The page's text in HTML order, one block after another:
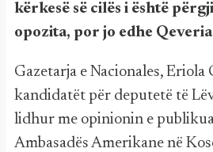
kërkesë së cilës i është
opozita, por jo edhe
Gazetarja e Nacionales, Eriola
kandidatët për deputetë të
lidhur me opinionin e
Ambasadës Amerikane në